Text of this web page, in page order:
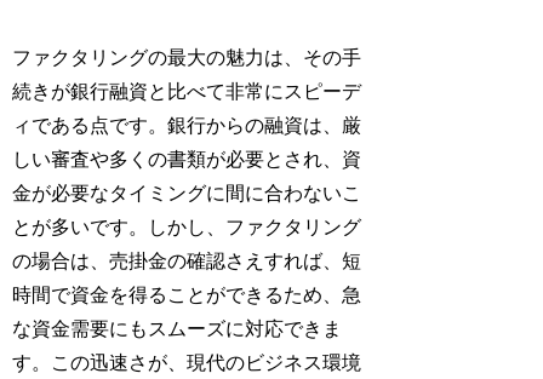
ファクタリングの最大の魅力は、その手
続きが銀行融資と比べて非常にスピーデ
ィである点です。銀行からの融資は、厳
しい審査や多くの書類が必要とされ、資
金が必要なタイミングに間に合わないこ
とが多いです。しかし、ファクタリング
の場合は、売掛金の確認さえすれば、短
時間で資金を得ることができるため、急
な資金需要にもスムーズに対応できま
す。この迅速さが、現代のビジネス環境